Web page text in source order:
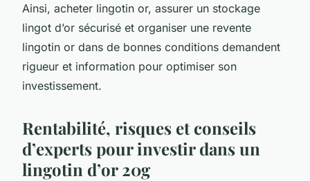
Ainsi, acheter lingotin or, assurer un stockage
lingot d’or sécurisé et organiser une revente
lingotin or dans de bonnes conditions demandent
rigueur et information pour optimiser son
investissement.
Rentabilité, risques et conseils
d’experts pour investir dans un
lingotin d’or 20g